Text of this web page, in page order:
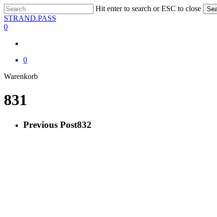
Skip
to
main
Hit enter to search or ESC to close
Close
Search
STRAND.PASS
0
0
WarenkorbClose
831
Previous Post832